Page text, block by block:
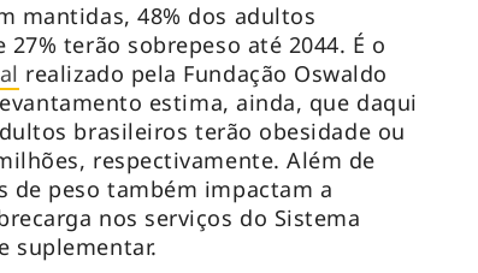
mantidas, 48% dos adultos
terão sobrepeso até 2044. É o
realizado pela Fundação Oswaldo
estima, ainda, que daqui
brasileiros terão obesidade ou
respectivamente. Além de
de peso também impactam a
nos serviços do Sistema
suplementar.